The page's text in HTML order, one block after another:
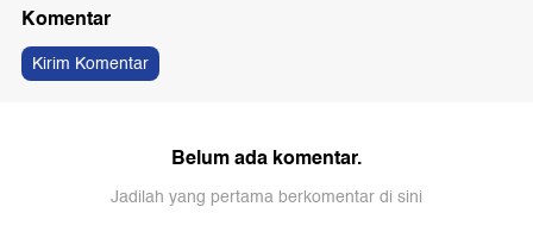
Komentar
Kirim Komentar
Belum ada komentar.
Jadilah yang pertama berkomentar di sini